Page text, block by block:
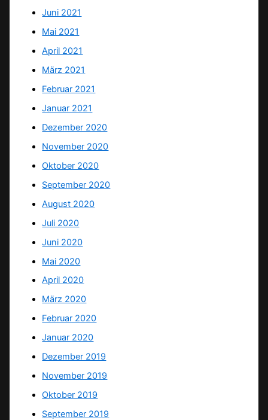
Juni 2021
Mai 2021
April 2021
März 2021
Februar 2021
Januar 2021
Dezember 2020
November 2020
Oktober 2020
September 2020
August 2020
Juli 2020
Juni 2020
Mai 2020
April 2020
März 2020
Februar 2020
Januar 2020
Dezember 2019
November 2019
Oktober 2019
September 2019